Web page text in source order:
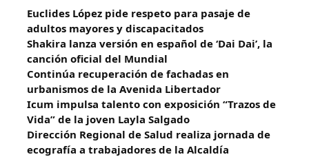
Euclides López pide respeto para pasaje de
adultos mayores y discapacitados
Shakira lanza versión en español de ‘Dai Dai’, la
canción oficial del Mundial
Continúa recuperación de fachadas en
urbanismos de la Avenida Libertador
Icum impulsa talento con exposición “Trazos de
Vida” de la joven Layla Salgado‎
‎Dirección Regional de Salud realiza jornada de
ecografía a trabajadores de la Alcaldía